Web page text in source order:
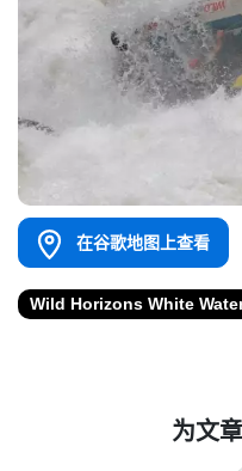
在谷歌地图上查看
Wild Horizons White
为文